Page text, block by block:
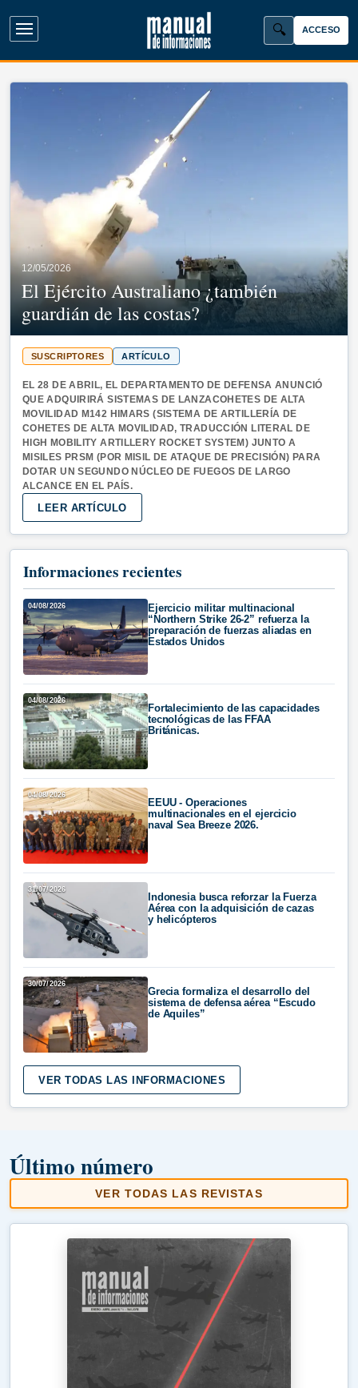
Abrir menú principal ACCESO
Manual de Informaciones
12/05/2026
El Ejército Australiano ¿también
guardián de las costas?
SUSCRIPTORES ARTÍCULO
EL 28 DE ABRIL, EL DEPARTAMENTO DE DEFENSA ANUNCIÓ
QUE ADQUIRIRÁ SISTEMAS DE LANZACOHETES DE ALTA
MOVILIDAD M142 HIMARS (SISTEMA DE ARTILLERÍA DE
COHETES DE ALTA MOVILIDAD, TRADUCCIÓN LITERAL DE
HIGH MOBILITY ARTILLERY ROCKET SYSTEM) JUNTO A
MISILES PRSM (POR MISIL DE ATAQUE DE PRECISIÓN) PARA
DOTAR UN SEGUNDO NÚCLEO DE FUEGOS DE LARGO
ALCANCE EN EL PAÍS.
LEER ARTÍCULO
Informaciones recientes
04/08/2026
Ejercicio militar multinacional
“Northern Strike 26-2” refuerza la
preparación de fuerzas aliadas en
Estados Unidos
04/08/2026
Fortalecimiento de las capacidades
tecnológicas de las FFAA
Británicas.
04/08/2026
EEUU - Operaciones
multinacionales en el ejercicio
naval Sea Breeze 2026.
31/07/2026
Indonesia busca reforzar la Fuerza
Aérea con la adquisición de cazas
y helicópteros
30/07/2026
Grecia formaliza el desarrollo del
sistema de defensa aérea “Escudo
de Aquiles”
VER TODAS LAS INFORMACIONES
Último número
VER TODAS LAS REVISTAS